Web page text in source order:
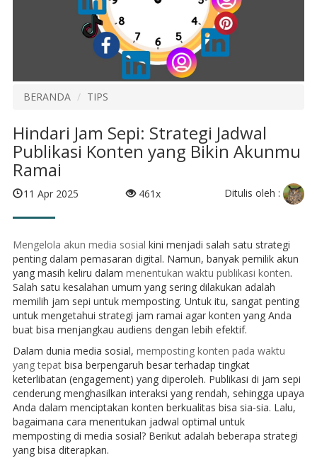
BERANDA TIPS
Hindari Jam Sepi: Strategi Jadwal
Publikasi Konten yang Bikin Akunmu
Ramai
11 Apr 2025 461x Ditulis oleh :
Mengelola akun media sosial kini menjadi salah satu strategi
penting dalam pemasaran digital. Namun, banyak pemilik akun
yang masih keliru dalam menentukan waktu publikasi konten.
Salah satu kesalahan umum yang sering dilakukan adalah
memilih jam sepi untuk memposting. Untuk itu, sangat penting
untuk mengetahui strategi jam ramai agar konten yang Anda
buat bisa menjangkau audiens dengan lebih efektif.
Dalam dunia media sosial, memposting konten pada waktu
yang tepatbisa berpengaruh besar terhadap tingkat
keterlibatan (engagement) yang diperoleh. Publikasi di jam sepi
cenderung menghasilkan interaksi yang rendah, sehingga upaya
Anda dalam menciptakan konten berkualitas bisa sia-sia. Lalu,
bagaimana cara menentukan jadwal optimal untuk
memposting di media sosial? Berikut adalah beberapa strategi
yang bisa diterapkan.